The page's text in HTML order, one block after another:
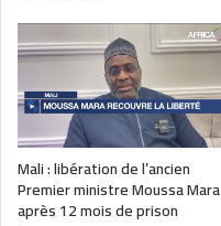
Mali : libération de l’ancien
Premier ministre Moussa Mara
après 12 mois de prison